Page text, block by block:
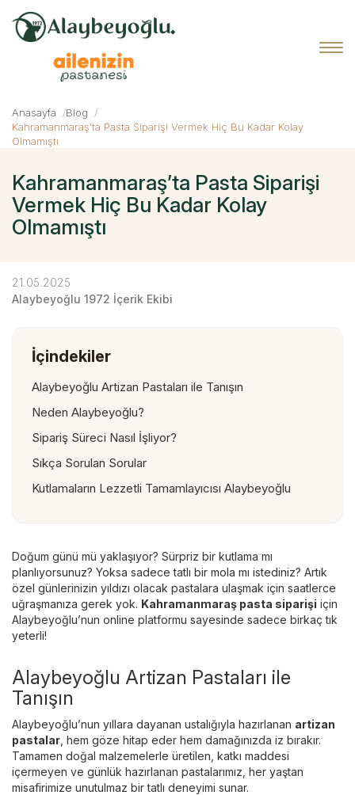
Anasayfa
Blog
Kahramanmaraş’ta Pasta Siparişi Vermek Hiç Bu Kadar Kolay
Olmamıştı
Kahramanmaraş’ta Pasta Siparişi
Vermek Hiç Bu Kadar Kolay
Olmamıştı
21.05.2025
Alaybeyoğlu 1972 İçerik Ekibi
İçindekiler
Alaybeyoğlu Artizan Pastaları ile Tanışın
Neden Alaybeyoğlu?
Sipariş Süreci Nasıl İşliyor?
Sıkça Sorulan Sorular
Kutlamaların Lezzetli Tamamlayıcısı Alaybeyoğlu
Doğum günü mü yaklaşıyor? Sürpriz bir kutlama mı
planlıyorsunuz? Yoksa sadece tatlı bir mola mı istediniz? Artık
özel günlerinizin yıldızı olacak pastalara ulaşmak için saatlerce
uğraşmanıza gerek yok. Kahramanmaraş pasta siparişi için
Alaybeyoğlu’nun online platformu sayesinde sadece birkaç tık
yeterli!
Alaybeyoğlu Artizan Pastaları ile
Tanışın
Alaybeyoğlu’nun yıllara dayanan ustalığıyla hazırlanan artizan
pastalar , hem göze hitap eder hem damağınızda iz bırakır.
Tamamen doğal malzemelerle üretilen, katkı maddesi
içermeyen ve günlük hazırlanan pastalarımız, her yaştan
misafirimize unutulmaz bir tatlı deneyimi sunar.